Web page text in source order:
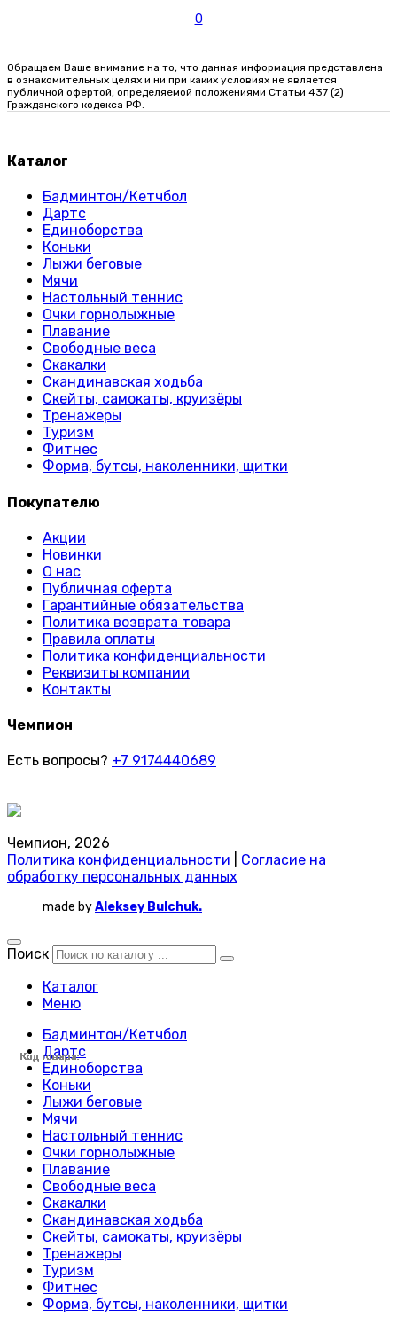
Код товара:
Код товара:
Код товара:
Код товара:
Код товара:
Код товара:
Код товара:
Код товара:
Код товара:
Код товара:
Код товара:
Код товара:
Код товара:
Код товара:
Код товара:
Код товара:
Код товара:
Код товара:
Код товара:
Код товара:
Код товара:
Код товара:
Код товара:
0
Код товара:
Обращаем Ваше внимание на то, что данная информация представлена
в ознакомительных целях и ни при каких условиях не является
публичной офертой, определяемой положениями Статьи 437 (2)
Гражданского кодекса РФ.
Каталог
Бадминтон/Кетчбол
Дартс
Единоборства
Коньки
Лыжи беговые
Мячи
Настольный теннис
Очки горнолыжные
Плавание
Свободные веса
Скакалки
Скандинавская ходьба
Скейты, самокаты, круизёры
Тренажеры
Туризм
Фитнес
Форма, бутсы, наколенники, щитки
Покупателю
Акции
Новинки
О нас
Публичная оферта
Гарантийные обязательства
Политика возврата товара
Правила оплаты
Политика конфиденциальности
Реквизиты компании
Контакты
Чемпион
Есть вопросы? +7 9174440689
Чемпион, 2026
Политика конфиденциальности
Согласие на
обработку персональных данных
made byAleksey Bulchuk.
Поиск
Каталог
Меню
Бадминтон/Кетчбол
Дартс
Единоборства
Коньки
Лыжи беговые
Мячи
Настольный теннис
Очки горнолыжные
Плавание
Свободные веса
Скакалки
Скандинавская ходьба
Скейты, самокаты, круизёры
Тренажеры
Туризм
Фитнес
Форма, бутсы, наколенники, щитки